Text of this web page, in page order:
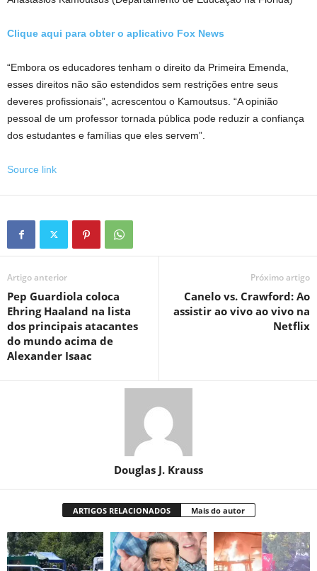
Clique aqui para obter o aplicativo Fox News
“Embora os educadores tenham o direito da Primeira Emenda,
esses direitos não são estendidos sem restrições entre seus
deveres profissionais”, acrescentou o Kamoutsus. “A opinião
pessoal de um professor tornada pública pode reduzir a confiança
dos estudantes e famílias que eles servem”.
Source link
Artigo anterior
Pep Guardiola coloca
Ehring Haaland na lista
dos principais atacantes
do mundo acima de
Alexander Isaac
Próximo artigo
Canelo vs. Crawford: Ao
assistir ao vivo ao vivo na
Netflix
Douglas J. Krauss
ARTIGOS RELACIONADOS Mais do autor